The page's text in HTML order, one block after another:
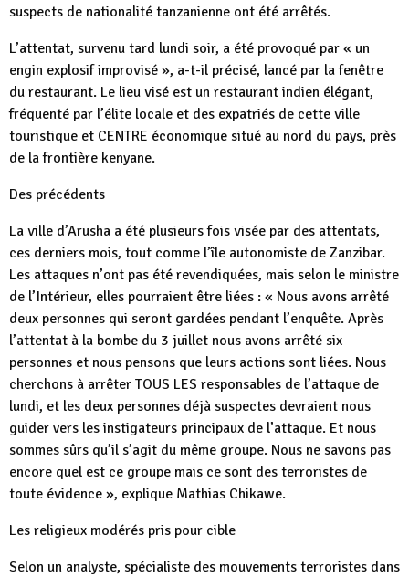
suspects de nationalité tanzanienne ont été arrêtés.
L’attentat, survenu tard lundi soir, a été provoqué par « un
engin explosif improvisé », a-t-il précisé, lancé par la fenêtre
du restaurant. Le lieu visé est un restaurant indien élégant,
fréquenté par l’élite locale et des expatriés de cette ville
touristique et CENTRE économique situé au nord du pays, près
de la frontière kenyane.
Des précédents
La ville d’Arusha a été plusieurs fois visée par des attentats,
ces derniers mois, tout comme l’île autonomiste de Zanzibar.
Les attaques n’ont pas été revendiquées, mais selon le ministre
de l’Intérieur, elles pourraient être liées : « Nous avons arrêté
deux personnes qui seront gardées pendant l’enquête. Après
l’attentat à la bombe du 3 juillet nous avons arrêté six
personnes et nous pensons que leurs actions sont liées. Nous
cherchons à arrêter TOUS LES responsables de l’attaque de
lundi, et les deux personnes déjà suspectes devraient nous
guider vers les instigateurs principaux de l’attaque. Et nous
sommes sûrs qu’il s’agit du même groupe. Nous ne savons pas
encore quel est ce groupe mais ce sont des terroristes de
toute évidence », explique Mathias Chikawe.
Les religieux modérés pris pour cible
Selon un analyste, spécialiste des mouvements terroristes dans